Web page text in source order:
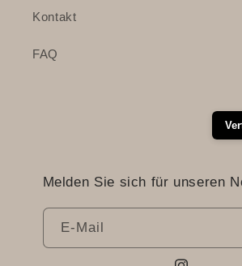
Kontakt
FAQ
Melden Sie sich für unseren
E-Mail